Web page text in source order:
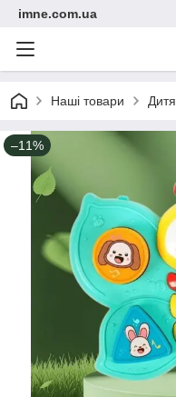
imne.com.ua
Наші товари
–11%